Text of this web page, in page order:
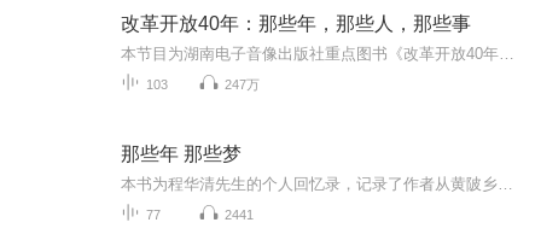
改革开放40年：那些年，那些人，那些事
103 247万
那些年 那些梦
77 2441